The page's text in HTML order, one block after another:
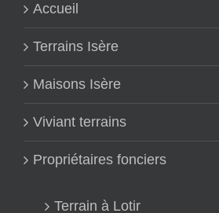
Accueil
Terrains Isère
Maisons Isère
Viviant terrains
Propriétaires fonciers
Terrain à Lotir